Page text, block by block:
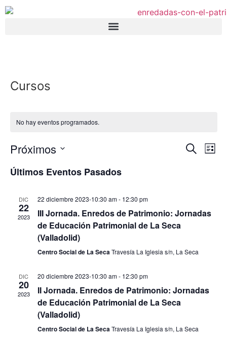
Cursos
No hay eventos programados.
y
de
BuscarLista
Próximos
la
fecha.
Últimos Eventos Pasados
DIC
22
2023
22 diciembre 2023-10:30 am- 12:30 pm
III Jornada. Enredos de Patrimonio: Jornadas
de Educación Patrimonial de La Seca
(Valladolid)
Centro Social de La SecaTravesía La Iglesia s/n, La Seca
DIC
20
2023
20 diciembre 2023-10:30 am- 12:30 pm
II Jornada. Enredos de Patrimonio: Jornadas
de Educación Patrimonial de La Seca
(Valladolid)
Centro Social de La SecaTravesía La Iglesia s/n, La Seca